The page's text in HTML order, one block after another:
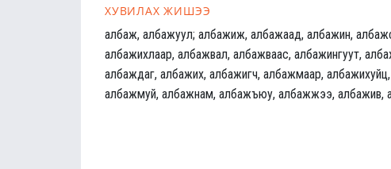
ХУВИЛАХ ЖИШЭЭ
албаж, албажуул; албажиж, албажаад, албажин,
албажихлаар, албажвал, албажваас, албажингуут,
албаждаг, албажих, албажигч, албажмаар,
албажмуй, албажнам, албажъюу, албажжээ, албажив,